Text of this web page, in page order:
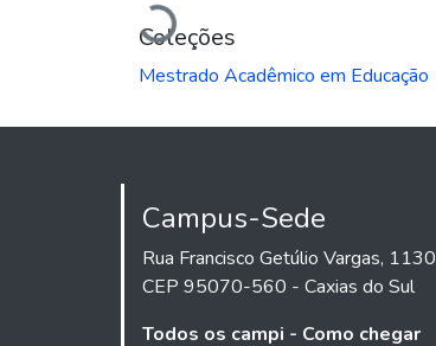
Carregando...
Coleções
Mestrado Acadêmico em Educação
Campus-Sede
Rua Francisco Getúlio Vargas, 1130
CEP 95070-560 - Caxias do Sul
Todos os campi - Como chegar